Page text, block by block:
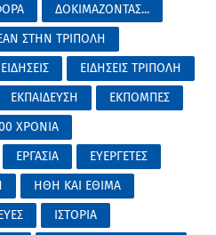
ΔΟΚΙΜΑΖΟΝΤΑΣ...
ΣΤΗΝ ΤΡΙΠΟΛΗ
ΕΙΔΗΣΕΙΣ
ΕΙΔΗΣΕΙΣ ΤΡΙΠΟΛΗ
ΕΚΠΑΙΔΕΥΣΗ
ΕΚΠΟΜΠΕΣ
ΧΡΟΝΙΑ
ΕΡΓΑΣΙΑ
ΕΥΕΡΓΕΤΕΣ
ΗΘΗ ΚΑΙ ΕΘΙΜΑ
ΙΣΤΟΡΙΑ